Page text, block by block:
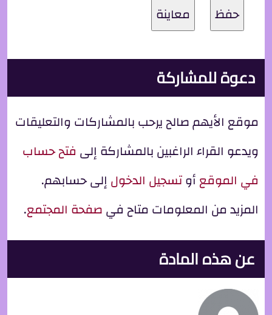
دعوة للمشاركة
موقع الأيهم صالح يرحب بالمشاركات والتعليقات
ويدعو القراء الراغبين بالمشاركة إلى فتح حساب
في الموقعأوتسجيل الدخولإلى حسابهم.
المزيد من المعلومات متاح فيصفحة المجتمع.
عن هذه المادة